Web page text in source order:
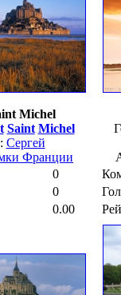
Michel
Saint Michel
Сергей
Франции
0
0
0.00